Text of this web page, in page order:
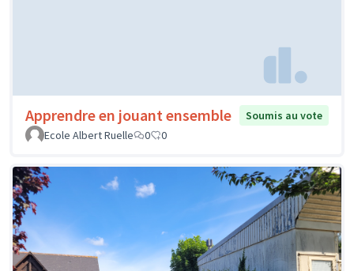
Apprendre en jouant ensemble
Soumis au vote
Ecole Albert Ruelle
0 0